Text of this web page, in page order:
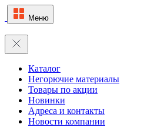
Меню
Каталог
Негорючие материалы
Товары по акции
Новинки
Адреса и контакты
Новости компании